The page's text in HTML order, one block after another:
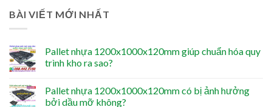
BÀI VIẾT MỚI NHẤT
Pallet nhựa 1200x1000x120mm giúp chuẩn hóa quy
trình kho ra sao?
Pallet nhựa 1200x1000x120mm có bị ảnh hưởng
bởi dầu mỡ không?